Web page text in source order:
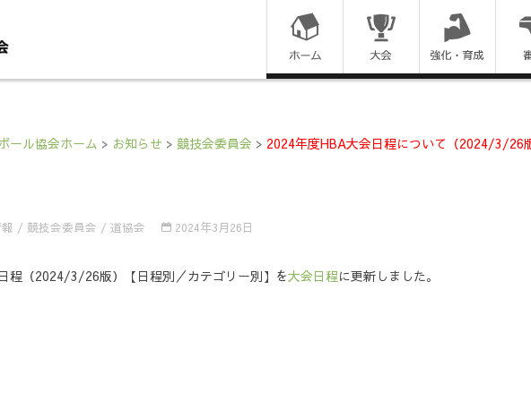
コ
ン
キ
ール協会ホーム > お知らせ > 競技会委員会 > 2024年度HBA大会日程について（2024/3/26
/ 競技会委員会 / 道協会 2024年3月26日
程（2024/3/26版）【日程別／カテゴリー別】を大会日程に更新しました。